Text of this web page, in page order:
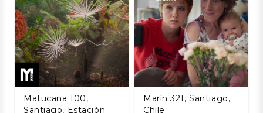
Matucana 100,
Santiago, Estación
Marín 321, Santiago,
Chile